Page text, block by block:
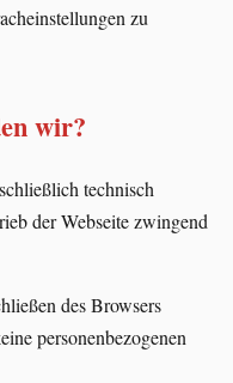
zu
wir?
technisch
der Webseite zwingend
des Browsers
personenbezogenen